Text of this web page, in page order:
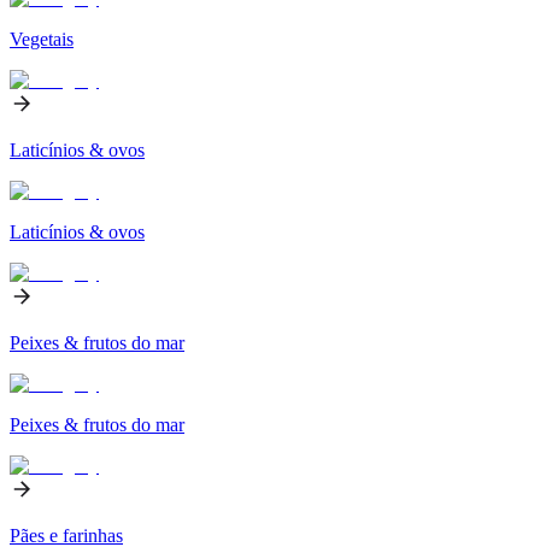
Vegetais
Laticínios & ovos
Laticínios & ovos
Peixes & frutos do mar
Peixes & frutos do mar
Pães e farinhas